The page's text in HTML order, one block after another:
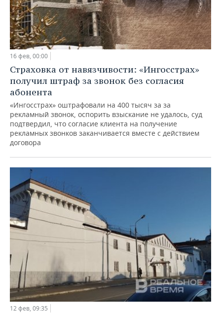
16 фев, 00:00
Страховка от навязчивости: «Ингосстрах»
получил штраф за звонок без согласия
абонента
«Ингосстрах» оштрафовали на 400 тысяч за за
рекламный звонок, оспорить взыскание не удалось, суд
подтвердил, что согласие клиента на получение
рекламных звонков заканчивается вместе с действием
договора
12 фев, 09:35